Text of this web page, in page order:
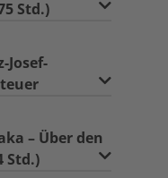
Std.)
Josef-
– Über den
Std.)